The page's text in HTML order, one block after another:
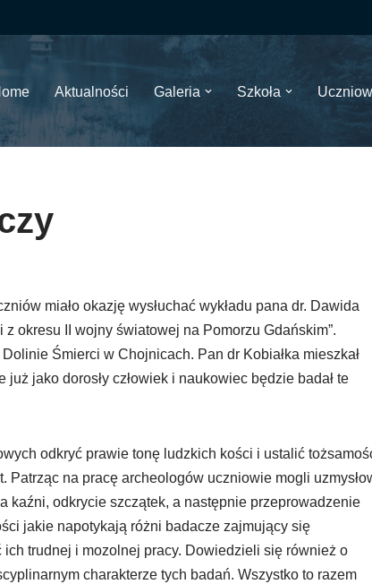
Aktualności Galeria Szkoła
miało okazję wysłuchać wykładu pana dr. Dawida
okresu II wojny światowej na Pomorzu Gdańskim”.
Śmierci w Chojnicach. Pan dr Kobiałka mieszkał
jako dorosły człowiek i naukowiec będzie badał te
odkryć prawie tonę ludzkich kości i ustalić
na pracę archeologów uczniowie mogli
kaźni, odkrycie szczątek, a następnie przeprowadzenie
jakie napotykają różni badacze zajmujący się
trudnej i mozolnej pracy. Dowiedzieli się również o
charakterze tych badań. Wszystko to razem